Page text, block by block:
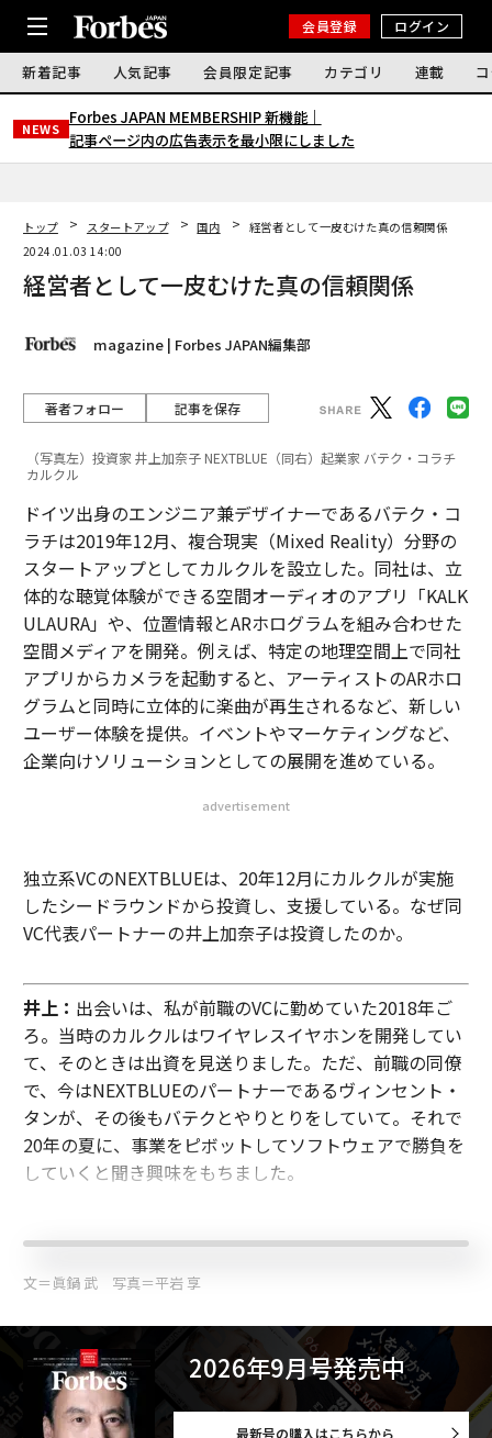
会員登録 ログイン
新着記事 人気記事 会員限定記事 カテゴリ 連載
NEWS
Forbes JAPAN MEMBERSHIP 新機能｜
記事ページ内の広告表示を最小限にしました
トップ スタートアップ 国内
経営者として一皮むけた真の信頼関係
2024.01.03 14:00
経営者として一皮むけた真の信頼関係
magazine | Forbes JAPAN編集部
著者フォロー 記事を保存
（写真左）投資家 井上加奈子 NEXTBLUE（同右）起業家 バテク・コラチ
カルクル
ドイツ出身のエンジニア兼デザイナーであるバテク・コ
ラチは2019年12月、複合現実（Mixed Reality）分野の
スタートアップとしてカルクルを設立した。同社は、立
体的な聴覚体験ができる空間オーディオのアプリ「KALK
ULAURA」や、位置情報とARホログラムを組み合わせた
空間メディアを開発。例えば、特定の地理空間上で同社
アプリからカメラを起動すると、アーティストのARホロ
グラムと同時に立体的に楽曲が再生されるなど、新しい
ユーザー体験を提供。イベントやマーケティングなど、
企業向けソリューションとしての展開を進めている。
advertisement
独立系VCのNEXTBLUEは、20年12月にカルクルが実施
したシードラウンドから投資し、支援している。なぜ同
VC代表パートナーの井上加奈子は投資したのか。
井上： 出会いは、私が前職のVCに勤めていた2018年ご
ろ。当時のカルクルはワイヤレスイヤホンを開発してい
て、そのときは出資を見送りました。ただ、前職の同僚
で、今はNEXTBLUEのパートナーであるヴィンセント・
タンが、その後もバテクとやりとりをしていて。それで
20年の夏に、事業をピボットしてソフトウェアで勝負を
していくと聞き興味をもちました。